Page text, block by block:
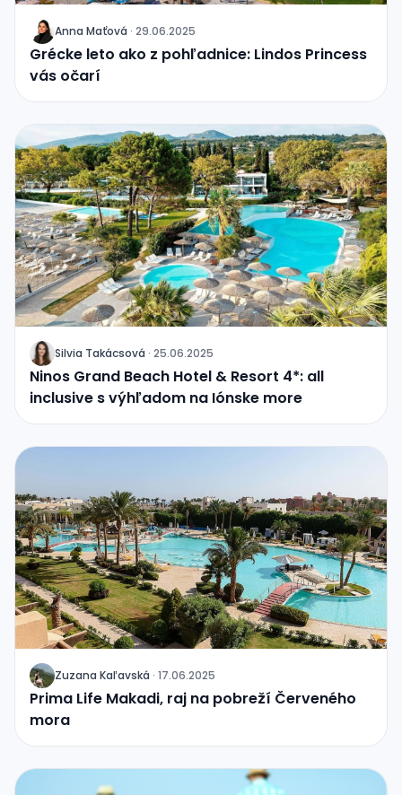
J Anna Maťová · 29.06.2025
Grécke leto ako z pohľadnice: Lindos Princess
vás očarí
J Silvia Takácsová · 25.06.2025
Ninos Grand Beach Hotel & Resort 4*: all
inclusive s výhľadom na Iónske more
J Zuzana Kaľavská · 17.06.2025
Prima Life Makadi, raj na pobreží Červeného
mora